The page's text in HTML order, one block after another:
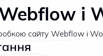
і
сайту Webflow і